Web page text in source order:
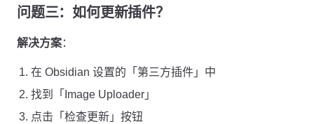
问题三：如何更新插件？
解决方案：
在 Obsidian 设置的「第三方插件」中
找到「Image Uploader」
点击「检查更新」按钮